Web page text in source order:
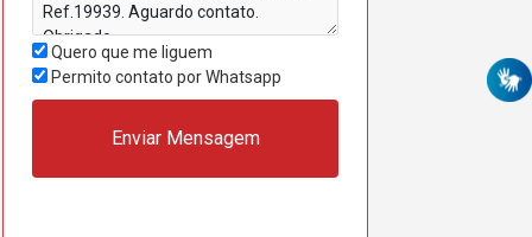
Quero que me liguem
Permito contato por Whatsapp
Enviar Mensagem